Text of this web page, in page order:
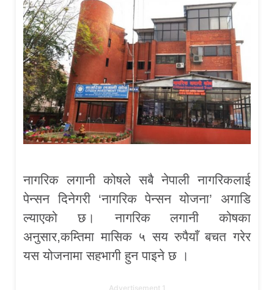
नागरिक लगानी कोषले सबै नेपाली नागरिकलाई
पेन्सन दिनेगरी ‘नागरिक पेन्सन योजना’ अगाडि
ल्याएको छ। नागरिक लगानी कोषका
अनुसार,कम्तिमा मासिक ५ सय रुपैयाँ बचत गरेर
यस योजनामा सहभागी हुन पाइने छ ।
Advertisement 1